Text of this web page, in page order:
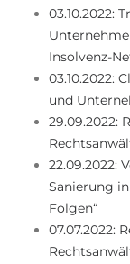
03.10.2022:
Insolvenz-
03.10.2022:
und
29.09.2022:
22.09.2022:
Sanierung
Folgen“
07.07.2022: